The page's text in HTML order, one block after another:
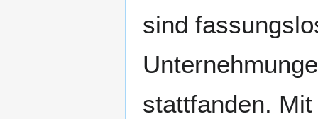
sind
stattfanden.